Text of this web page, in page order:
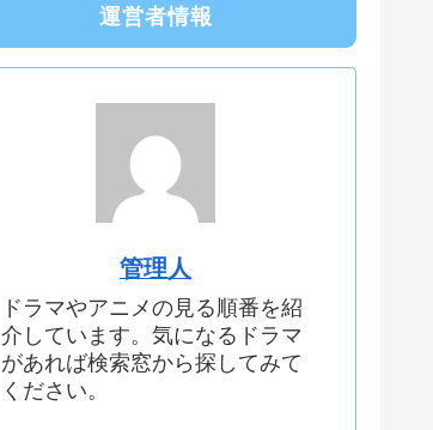
運営者情報
管理人
ドラマやアニメの見る順番を紹
介しています。気になるドラマ
があれば検索窓から探してみて
ください。